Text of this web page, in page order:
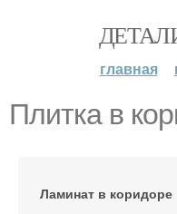
главная
Плитка в
Ламинат в коридоре